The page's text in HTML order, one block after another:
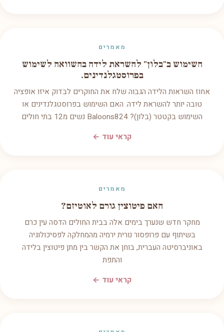
מאמרים
השימוש ב"בלון" להשראת לידה בהשוואה לשימוש
בפרוסטגלנדינים.
אחוז השראות הלידה הגבוה שלח את החוקרים לבדוק איזו אופציה
טובה יותר להשראת לידה. האם השימוש בפרוסטגלנדינים או
השימוש בקטטר (בלון)? Baloons824 נשים מ12 בתי חולים
קראי עוד ←
מאמרים
האם פיטוצין גורם לאוטיזם?
מחקר חדש שנערך בימים אלה בבית החולים הדסה עין כרם
בשיתוף עם פרופסור נורית ירמיה מהמחלקה לפסיכולוגיה
באוניברסיטה העברית, בוחן את הקשר בין מתן פיטוצין בלידה
והתפת
קראי עוד ←